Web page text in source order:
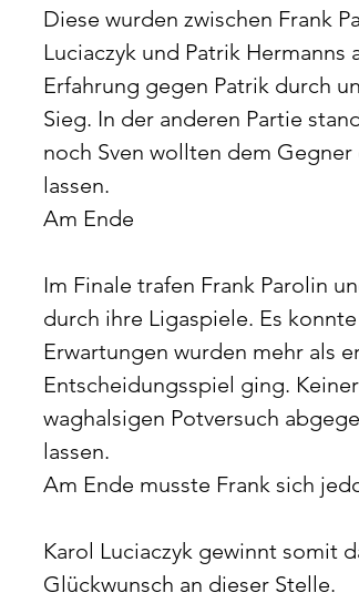
Diese wurden zwischen Frank
Luciaczyk und Patrik
Erfahrung gegen Patrik durch
Sieg. In der anderen Partie
noch Sven wollten dem
lassen.
Am Ende
Im Finale trafen Frank Parolin
durch ihre Ligaspiele. Es
Erwartungen wurden mehr als
Entscheidungsspiel ging.
waghalsigen Potversuch
lassen.
Am Ende musste Frank sich
Karol Luciaczyk gewinnt somit
Glückwunsch an dieser Stelle.